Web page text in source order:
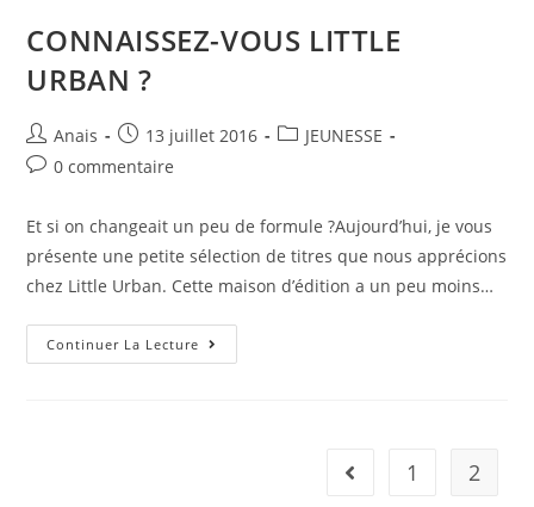
CONNAISSEZ-VOUS LITTLE
URBAN ?
Anais 13 juillet 2016
JEUNESSE
0 commentaire
Et si on changeait un peu de formule ?Aujourd’hui, je vous
présente une petite sélection de titres que nous apprécions
chez Little Urban. Cette maison d’édition a un peu moins…
Continuer La Lecture
1 2